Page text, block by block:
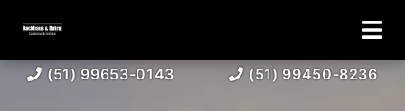
(51) 99653-0143 (51) 99450-8236